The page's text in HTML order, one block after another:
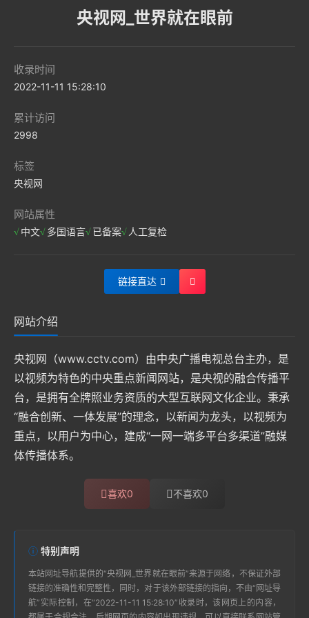
央视网_世界就在眼前
收录时间
2022-11-11 15:28:10
累计访问
2998
标签
央视网
网站属性
中文 多国语言 已备案 人工复检
链接直达
网站介绍
央视网（www.cctv.com）由中央广播电视总台主办，是
以视频为特色的中央重点新闻网站，是央视的融合传播平
台，是拥有全牌照业务资质的大型互联网文化企业。秉承
“融合创新、一体发展”的理念，以新闻为龙头，以视频为
重点，以用户为中心，建成“一网一端多平台多渠道”融媒
体传播体系。
喜欢0 不喜欢0
特别声明
本站网址导航提供的“央视网_世界就在眼前”来源于网络，不保证外部
链接的准确性和完整性，同时，对于该外部链接的指向，不由“ 网址导
航”实际控制，在“2022-11-11 15:28:10”收录时，该网页上的内容，